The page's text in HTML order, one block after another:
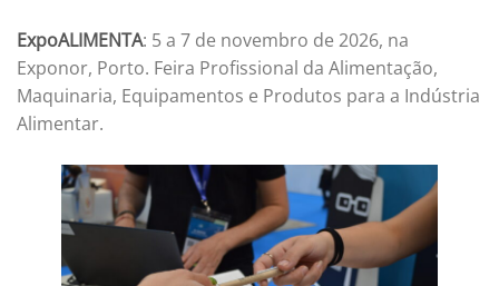
ExpoALIMENTA: 5 a 7 de novembro de 2026, na
Exponor, Porto. Feira Profissional da Alimentação,
Maquinaria, Equipamentos e Produtos para a Indústria
Alimentar.